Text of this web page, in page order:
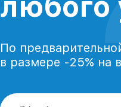
По
в размере -25% на